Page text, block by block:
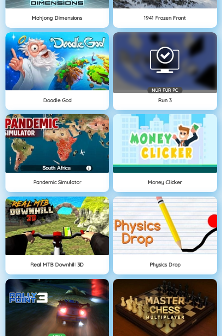
Mahjong Dimensions 1941 Frozen Front
Doodle God
NÜR FÜR PC
Run 3
Pandemic Simulator Money Clicker
Real MTB Downhill 3D Physics Drop